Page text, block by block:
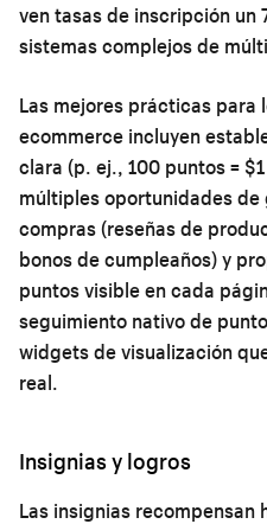
ven tasas de inscripción un
sistemas complejos de
Las mejores prácticas para
ecommerce incluyen
clara (p. ej., 100 puntos =
múltiples oportunidades de
compras (reseñas de
bonos de cumpleaños) y
puntos visible en cada
seguimiento nativo de
widgets de visualización
real.
Insignias y logros
Las insignias